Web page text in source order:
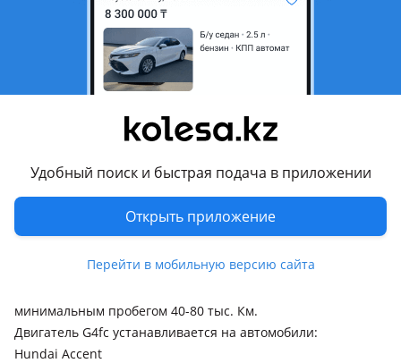
Удобный поиск и быстрая подача в приложении
Открыть приложение
Перейти в мобильную версию сайта
Да
Подходит на авто
(MD/UD), 2013 - 2016 5 поколение рестайлинг (MD/UD), 2015
рестайлинг (AD/ADA)
Комментарий продавца
минимальным пробегом 40-80 тыс. Км.
Двигатель G4fc устанавливается на автомобили:
Hundai Accent